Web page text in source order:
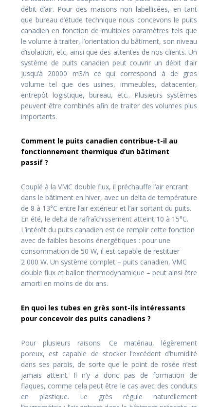
débit d’air. Pour des maisons non labellisées, en tant
que bureau d’étude technique nous concevons le puits
canadien en fonction de multiples paramètres tels que
le volume à traiter, l’orientation du bâtiment, son niveau
d’isolation, etc, ainsi que des attentes de nos clients. Un
système de puits canadien peut couvrir un débit d’air
jusqu’à 20000 m3/h ce qui correspond à de gros
volume tel que des usines, immeubles, datacenter,
entrepôt logistique, bureau, etc.. Plusieurs systèmes
peuvent être combinés afin de traiter des volumes plus
importants.
Comment le puits canadien contribue-t-il au
fonctionnement thermique d’un bâtiment
passif ?
Couplé à la VMC double flux, il préchauffe l’air entrant
dans le bâtiment en hiver, avec un delta de température
de 8 à 13°C entre l’air extérieur et l’air sortant du puits.
En été, le delta de rafraîchissement atteint 10 à 15°C.
L’intérêt du puits canadien est de remplir cette fonction
avec de faibles besoins énergétiques : pour une
consommation de 50 W, il est capable de restituer
2 000 W. Un système complet – puits canadien, VMC
double flux et ballon thermodynamique – peut ainsi être
amorti en moins de dix ans.
En quoi les tubes en grès sont-ils intéressants
pour concevoir des puits canadiens ?
Pour plusieurs raisons. Ce matériau, légèrement
poreux, est capable de stocker l’excédent d’humidité
dans ses parois, de sorte que le point de rosée n’est
jamais atteint. Il n’y a donc pas de formation de
flaques, comme cela peut être le cas avec des conduits
en plastique. Le grès régule naturellement